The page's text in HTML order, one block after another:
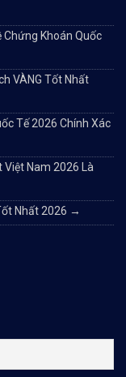
Chứng Khoán Quốc
VÀNG Tốt Nhất
Tế 2026 Chính Xác
Việt Nam 2026 Là
Nhất 2026 →